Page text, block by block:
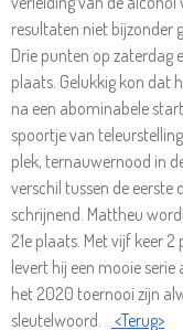
resultaten niet bijzonder
Drie punten op zaterdag
plaats. Gelukkig kon dat
na een abominabele
spoortje van
plek, ternauwernood in
verschil tussen de
schrijnend. Mattheu
21e plaats. Met vijf keer
levert hij een mooie
het 2020 toernooi zijn
sleutelwoord.
<Terug>